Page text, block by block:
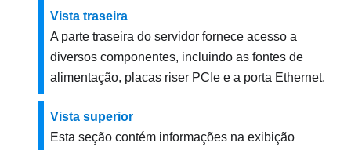
Vista traseira
A parte traseira do servidor fornece acesso a
diversos componentes, incluindo as fontes de
alimentação, placas riser PCIe e a porta Ethernet.
Vista superior
Esta seção contém informações na exibição